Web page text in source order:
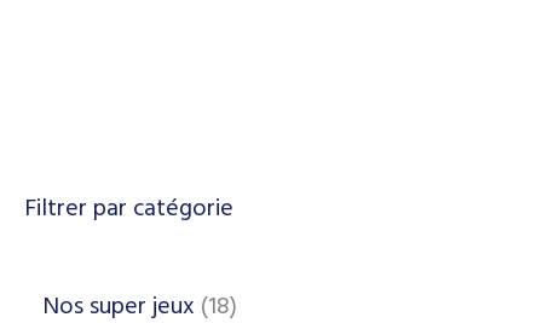
Filtrer par catégorie
Nos super jeux 18